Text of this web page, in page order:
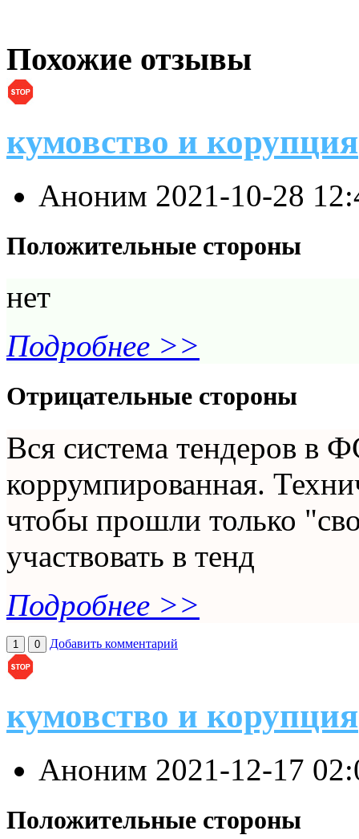
Похожие отзывы
кумовство и корупция
Аноним 2021-10-28
Положительные стороны
нет
Подробнее >>
Отрицательные стороны
Вся система тендеров в
коррумпированная.
чтобы прошли только
участвовать в тенд
Подробнее >>
1 0 Добавить комментарий
кумовство и корупция
Аноним 2021-12-17
Положительные стороны